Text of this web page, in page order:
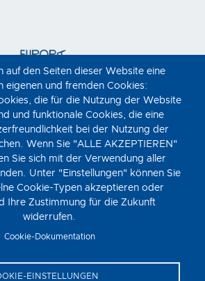
auf den Seiten dieser Website eine
eigenen und fremden Cookies:
die für die Nutzung der Website
und funktionale Cookies, die eine
bei der Nutzung der
Wenn Sie "ALLE AKZEPTIEREN"
Sie sich mit der Verwendung aller
Unter "Einstellungen" können Sie
Cookie-Typen akzeptieren oder
Ihre Zustimmung für die Zukunft
widerrufen.
Cookie-Dokumentation
EINSTELLUNGEN